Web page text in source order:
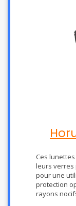
Ces
leurs verres
pour une
protection
rayons